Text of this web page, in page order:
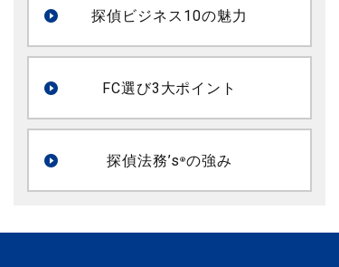
探偵ビジネス10の魅力
FC選び3大ポイント
探偵法務’s®の強み